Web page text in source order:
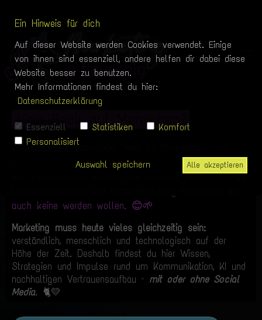
Kein Bock auf Menschen?
Entdecke die flauschige "Welt of Marketing" – mit
verständlichen Grundlagen, modernen Marketing-Skills
und persönlichem Support für kreative Selbstständige,
auch keine werden wollen. 😊🌱
Marketing muss heute vieles gleichzeitig sein:
verständlich, menschlich und technologisch auf der
Höhe der Zeit. Deshalb findest du hier Wissen,
Strategien und Impulse rund um Kommunikation, KI und
nachhaltigen Vertrauensaufbau – mit oder ohne Social
Media. 🐈💛
Ein Hinweis für dich
Auf dieser Website werden Cookies verwendet. Einige
von ihnen sind essenziell, andere helfen dir dabei diese
Website besser zu benutzen.
Mehr Informationen findest du hier:
Datenschutzerklärung
Essenziell Statistiken
Komfort
Personalisiert
Auswahl speichern Alle akzeptieren